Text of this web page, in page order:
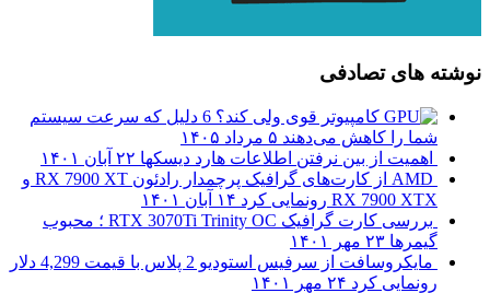
نوشته های تصادفی
کامپیوتر قوی ولی کند؟ 6 دلیل که سرعت سیستم
شما را کاهش می‌دهند ۵ مرداد ۱۴۰۵
اهمیت از بین نرفتن اطلاعات هارد دیسکها ۲۲ آبان ۱۴۰۱
AMD از کارت‌های گرافیک پرچمدار رادئون RX 7900 XT و
RX 7900 XTX رونمایی کرد
۱۴ آبان ۱۴۰۱
بررسی کارت گرافیک RTX 3070Ti Trinity OC ؛ محبوب
گیمرها ۲۳ مهر ۱۴۰۱
مایکروسافت از سرفیس استودیو 2 پلاس با قیمت 4,299 دلار
رونمایی کرد ۲۴ مهر ۱۴۰۱